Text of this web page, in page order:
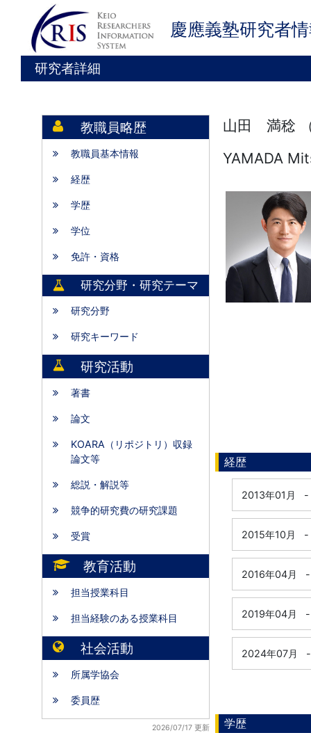
慶應義塾研究者
研究者詳細
教職員略歴
教職員基本情報
経歴
学歴
学位
免許・資格
研究分野・研究テーマ
研究分野
研究キーワード
研究活動
著書
論文
KOARA（リポジトリ）収録
論文等
総説・解説等
競争的研究費の研究課題
受賞
教育活動
担当授業科目
担当経験のある授業科目
社会活動
所属学協会
委員歴
2026/07/17 更新
山田 満稔
YAMADA
経歴
2013年01月 -
2015年10月 -
2016年04月 -
2019年04月 -
2024年07月 -
学歴